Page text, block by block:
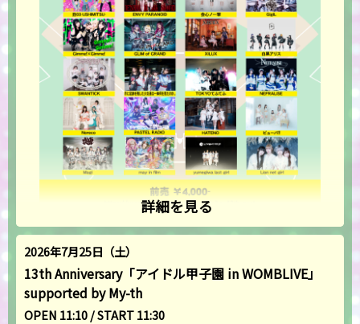
詳細を見る
2026年7月25日（土）
13th Anniversary「アイドル甲子園 in WOMBLIVE」
supported by My-th
OPEN 11:10 / START 11:30